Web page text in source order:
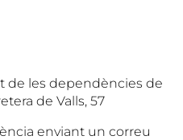
de les dependències de
de Valls, 57
enviant un correu